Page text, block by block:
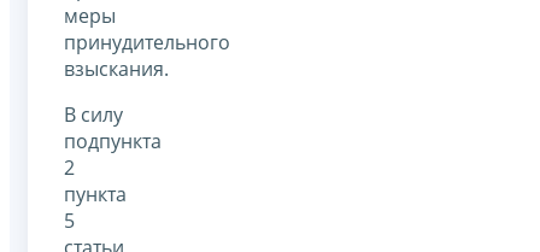
меры
принудительного
взыскания.
В силу
подпункта
2
пункта
5
статьи